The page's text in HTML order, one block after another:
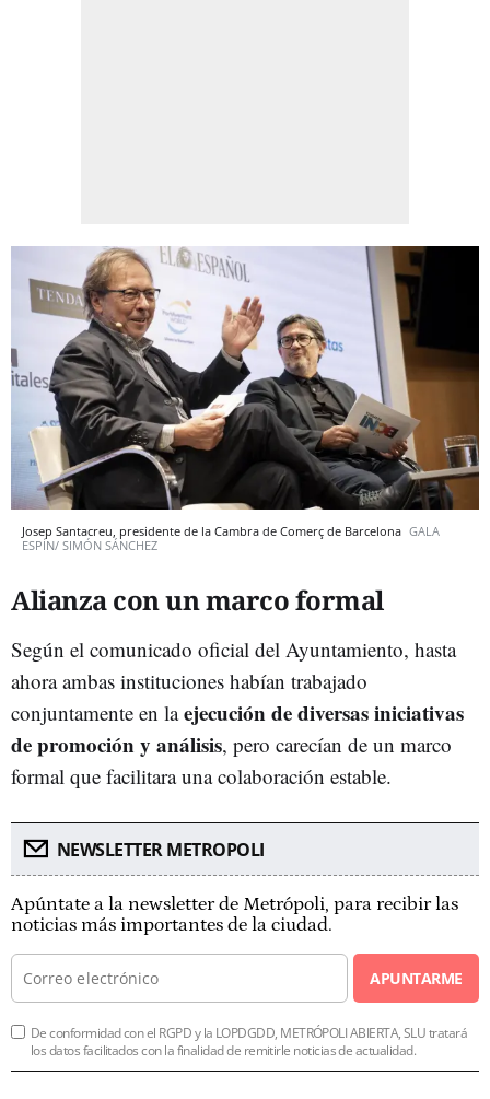
Josep Santacreu, presidente de la Cambra de Comerç de Barcelona GALA
ESPÍN/ SIMÓN SÁNCHEZ
Alianza con un marco formal
Según el comunicado oficial del Ayuntamiento, hasta
ahora ambas instituciones habían trabajado
conjuntamente en laejecución de diversas iniciativas
de promoción y análisis, pero carecían de un marco
formal que facilitara una colaboración estable.
NEWSLETTER METROPOLI
Apúntate a la newsletter de Metrópoli, para recibir las
noticias más importantes de la ciudad.
APUNTARME
De conformidad con el RGPD y la LOPDGDD, METRÓPOLI ABIERTA, SLU tratará
los datos facilitados con la finalidad de remitirle noticias de actualidad.